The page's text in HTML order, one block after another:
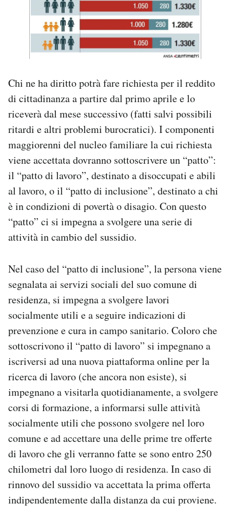
Chi ne ha diritto potrà fare richiesta per il reddito
di cittadinanza a partire dal primo aprile e lo
riceverà dal mese successivo (fatti salvi possibili
ritardi e altri problemi burocratici). I componenti
maggiorenni del nucleo familiare la cui richiesta
viene accettata dovranno sottoscrivere un “patto”:
il “patto di lavoro”, destinato a disoccupati e abili
al lavoro, o il “patto di inclusione”, destinato a chi
è in condizioni di povertà o disagio. Con questo
“patto” ci si impegna a svolgere una serie di
attività in cambio del sussidio.
Nel caso del “patto di inclusione”, la persona viene
segnalata ai servizi sociali del suo comune di
residenza, si impegna a svolgere lavori
socialmente utili e a seguire indicazioni di
prevenzione e cura in campo sanitario. Coloro che
sottoscrivono il “patto di lavoro” si impegnano a
iscriversi ad una nuova piattaforma online per la
ricerca di lavoro (che ancora non esiste), si
impegnano a visitarla quotidianamente, a svolgere
corsi di formazione, a informarsi sulle attività
socialmente utili che possono svolgere nel loro
comune e ad accettare una delle prime tre offerte
di lavoro che gli verranno fatte se sono entro 250
chilometri dal loro luogo di residenza. In caso di
rinnovo del sussidio va accettata la prima offerta
indipendentemente dalla distanza da cui proviene.